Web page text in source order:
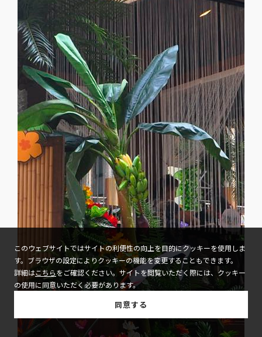
このウェブサイトではサイトの利便性の向上を目的にクッキーを使用しま
す。ブラウザの設定によりクッキーの機能を変更することもできます。
詳細はこちらをご確認ください。サイトを閲覧いただく際には、クッキー
の使用に同意いただく必要があります。
同意する